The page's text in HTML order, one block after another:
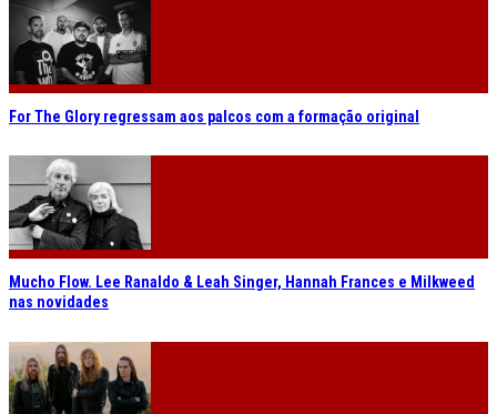
For The Glory regressam aos palcos com a formação original
Mucho Flow. Lee Ranaldo & Leah Singer, Hannah Frances e Milkweed
nas novidades